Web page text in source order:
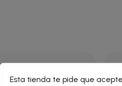
Esta tienda te pide que